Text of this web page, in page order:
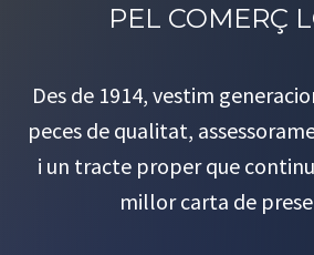
PEL COMERÇ
Des de 1914, vestim
peces de qualitat,
i un tracte proper que
millor carta de